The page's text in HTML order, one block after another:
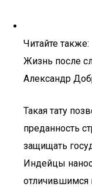
Читайте также:
Жизнь после
Александр
Такая тату
преданность
защищать
Индейцы
отличившимся